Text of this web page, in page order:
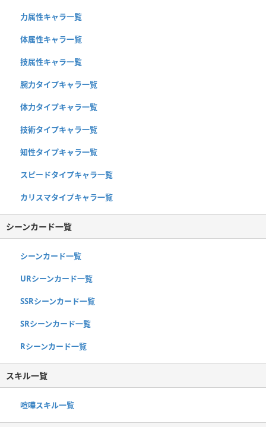
力属性キャラ一覧
体属性キャラ一覧
技属性キャラ一覧
腕力タイプキャラ一覧
体力タイプキャラ一覧
技術タイプキャラ一覧
知性タイプキャラ一覧
スピードタイプキャラ一覧
カリスマタイプキャラ一覧
シーンカード一覧
シーンカード一覧
URシーンカード一覧
SSRシーンカード一覧
SRシーンカード一覧
Rシーンカード一覧
スキル一覧
喧嘩スキル一覧